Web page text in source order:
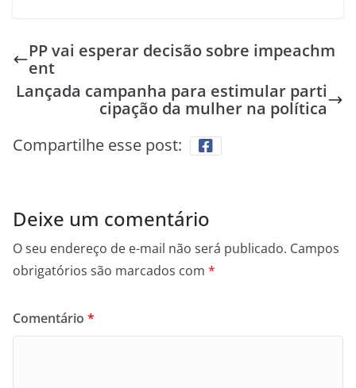
PP vai esperar decisão sobre impeachm
ent
Lançada campanha para estimular parti
cipação da mulher na política
Compartilhe esse post:
Deixe um comentário
O seu endereço de e-mail não será publicado. Campos
obrigatórios são marcados com *
Comentário *